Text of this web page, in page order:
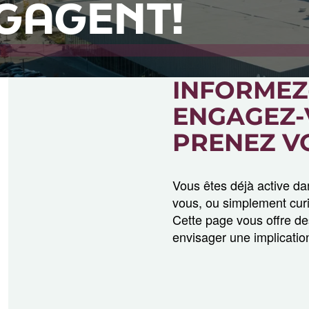
PRENEZ
Vous êtes déjà active
vous, ou simplement
Cette page vous offre
envisager une